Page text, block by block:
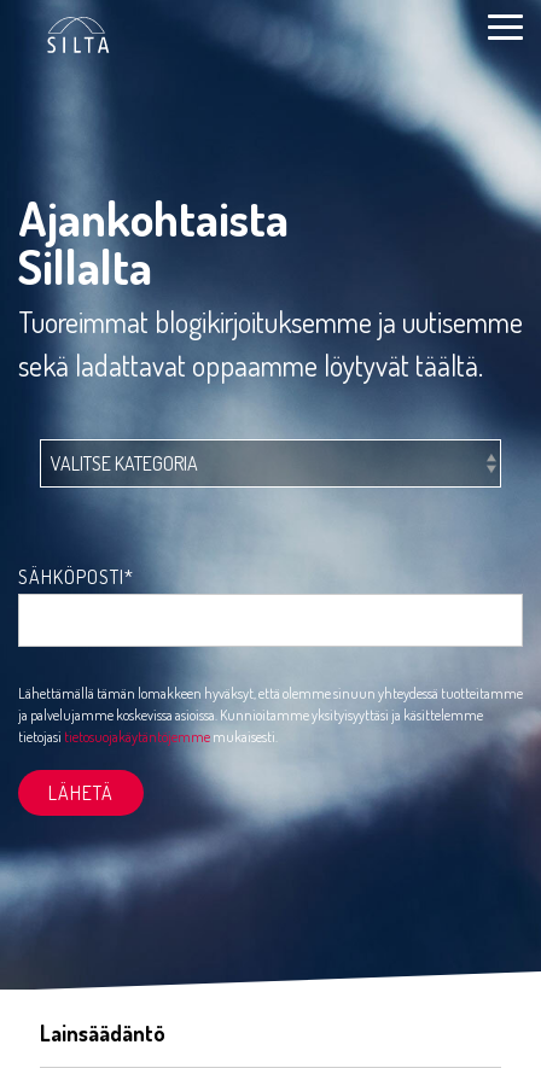
sisältöön.
Ajankohtaista
Sillalta
Tuoreimmat blogikirjoituksemme ja uutisemme
sekä ladattavat oppaamme löytyvät täältä.
SÄHKÖPOSTI*
Lähettämällä tämän lomakkeen hyväksyt, että olemme sinuun yhteydessä tuotteitamme
ja palvelujamme koskevissa asioissa. Kunnioitamme yksityisyyttäsi ja käsittelemme
tietojasi tietosuojakäytäntöjemme mukaisesti.
Lainsäädäntö